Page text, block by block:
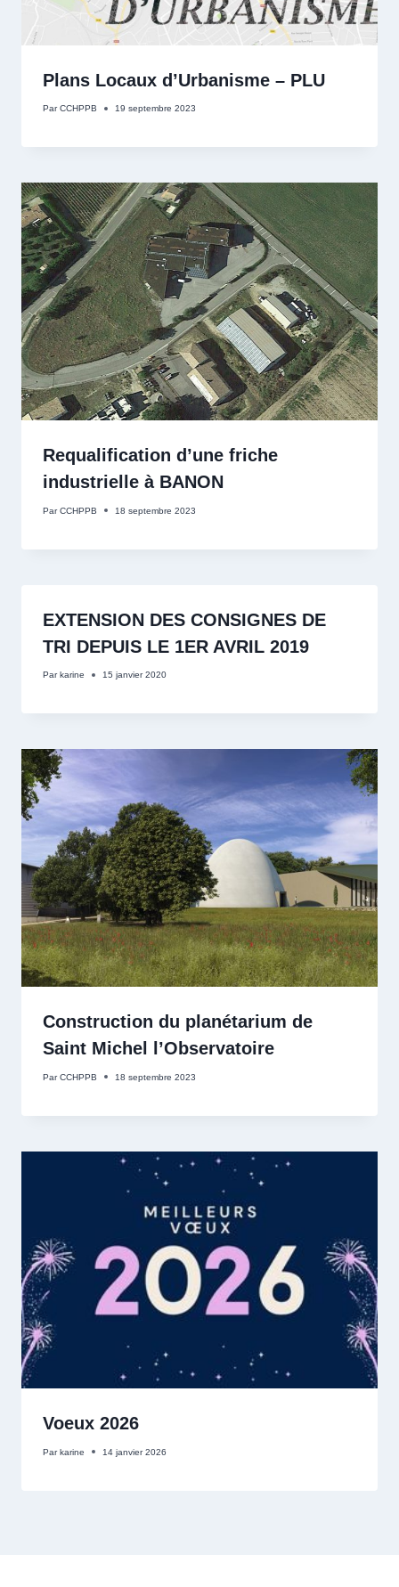
Plans Locaux d’Urbanisme – PLU
Par CCHPPB 19 septembre 2023
Requalification d’une friche
industrielle à BANON
Par CCHPPB 18 septembre 2023
EXTENSION DES CONSIGNES DE
TRI DEPUIS LE 1ER AVRIL 2019
Par karine 15 janvier 2020
Construction du planétarium de
Saint Michel l’Observatoire
Par CCHPPB 18 septembre 2023
Voeux 2026
Par karine 14 janvier 2026